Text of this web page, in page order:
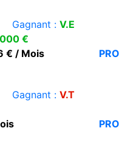
Gagnant : V.E
€
€ / Mois
PRO
Gagnant : V.T
PRO